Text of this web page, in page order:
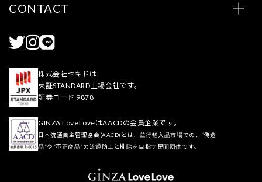
CONTACT
株式会社セキドは
東証STANDARD上場会社です。
証券コード 9878
GINZA LoveLoveはAACDの会員企業です。
日本流通自主管理協会(AACD)とは、並行輸入品市場での、“偽造
品”や“不正商品”の流通防止と排除を目指す民間団体です。